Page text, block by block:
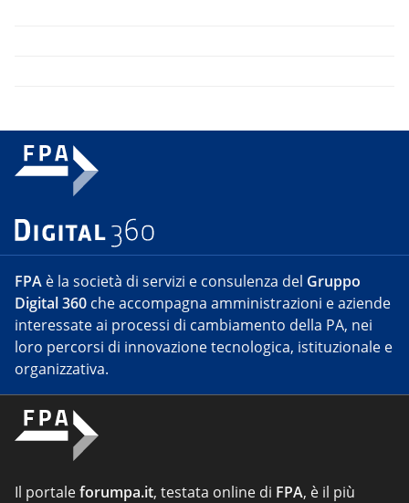
FPA è la società di servizi e consulenza del Gruppo
Digital 360 che accompagna amministrazioni e aziende
interessate ai processi di cambiamento della PA, nei
loro percorsi di innovazione tecnologica, istituzionale e
organizzativa.
Il portaleforumpa.it, testata online di FPA, è il più